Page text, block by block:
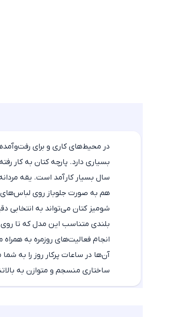
در محیط‌های کاری و برای
بسیاری دارد. پارچه کتان به کار
سال بسیار کارآمد است. یقه
هم به صورت جلوباز روی لباس‌های
شومیز کتان می‌تواند به انتخابی
بلندی متناسب این مدل که تا روی
انجام فعالیت‌های روزمره به
آن‌ها در ساعات پرکار روز را به
ساختاری منسجم و متوازن به